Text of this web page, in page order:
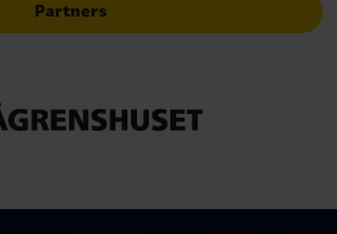
Partners